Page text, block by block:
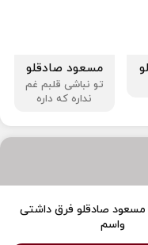
مسعود صادقلو
تو نباشی قلبم غم
نداره که داره
مسعود صادقلو فرق داشتی
واسم